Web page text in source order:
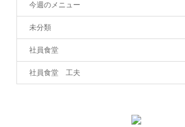
今週のメニュー
未分類
社員食堂
社員食堂 工夫